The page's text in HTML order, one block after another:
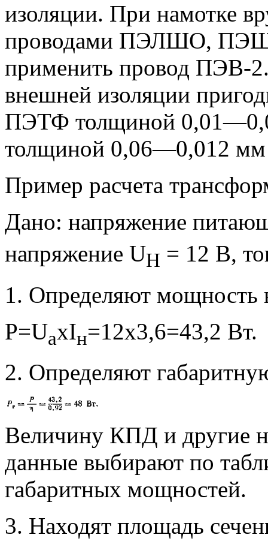
изоляции. При намотке
проводами ПЭЛШО,
применить провод ПЭВ-
внешней изоляции
ПЭТФ толщиной
толщиной 0,06—0,012 мм
Пример расчета
Дано: напряжение
напряжение UH = 12 В,
1. Определяют мощность
P=UaхIн=12х3,6=43,2 Вт.
2. Определяют
Величину КПД и другие
данные выбирают по
габаритных мощностей.
3. Находят площадь